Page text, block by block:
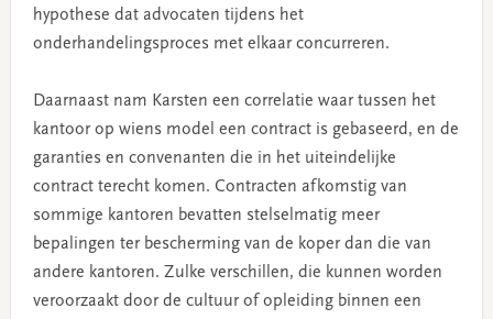
hypothese dat advocaten tijdens het
onderhandelingsproces met elkaar concurreren.
Daarnaast nam Karsten een correlatie waar tussen het
kantoor op wiens model een contract is gebaseerd, en de
garanties en convenanten die in het uiteindelijke
contract terecht komen. Contracten afkomstig van
sommige kantoren bevatten stelselmatig meer
bepalingen ter bescherming van de koper dan die van
andere kantoren. Zulke verschillen, die kunnen worden
veroorzaakt door de cultuur of opleiding binnen een